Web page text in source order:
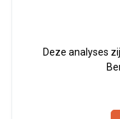
Deze analyses